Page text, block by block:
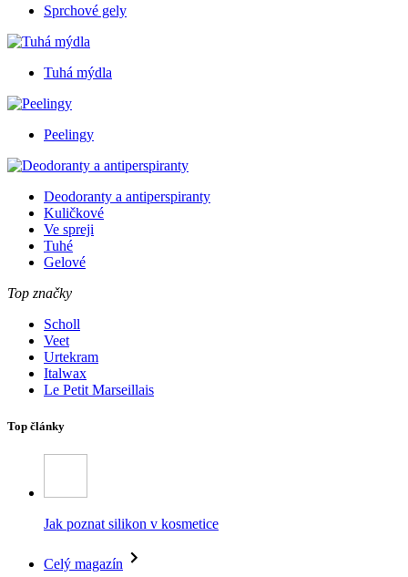
Sprchové gely
Tuhá mýdla
Peelingy
Deodoranty a antiperspiranty
Kuličkové
Ve spreji
Tuhé
Gelové
Top značky
Scholl
Veet
Urtekram
Italwax
Le Petit Marseillais
Top články
Jak poznat silikon v kosmetice
Celý magazín